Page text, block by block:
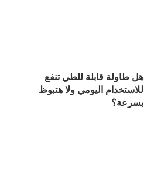
هل طاولة قابلة للطي تنفع
للاستخدام اليومي ولا هتبوظ
بسرعة؟